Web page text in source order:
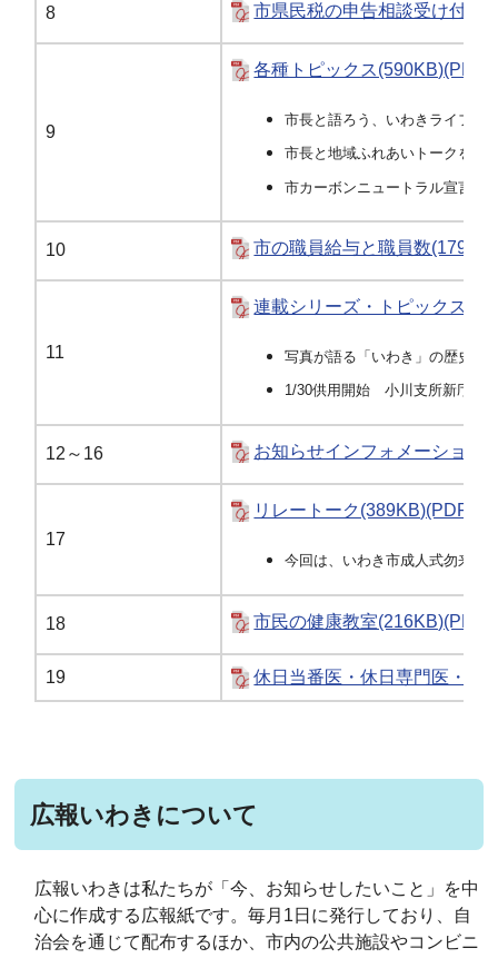
8 市県民税の申告相談受け付け
9
各種トピックス(590KB)(PDF
市長と語ろう、いわきライフ第
市長と地域ふれあいトークを実
市カーボンニュートラル宣言式
10 市の職員給与と職員数
11
連載シリーズ・トピックス
写真が語る「いわき」の歴史
1/30供用開始 小川支所新庁舎
12～16 お知らせインフォメーション
17
リレートーク(389KB)(PDF文
今回は、いわき市成人式勿来地
18 市民の健康教室(216KB)(PDF
19 休日当番医・休日専門医・小
広報いわきについて
広報いわきは私たちが「今、お知らせしたいこと」を中
心に作成する広報紙です。毎月1日に発行しており、自
治会を通じて配布するほか、市内の公共施設やコンビニ